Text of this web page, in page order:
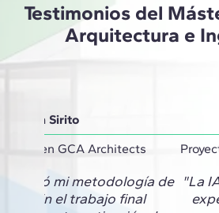
Testimonios del
Arquitectura e
Vivian Sirito
en GCA Architects
mi metodología de
En el trabajo final
"La